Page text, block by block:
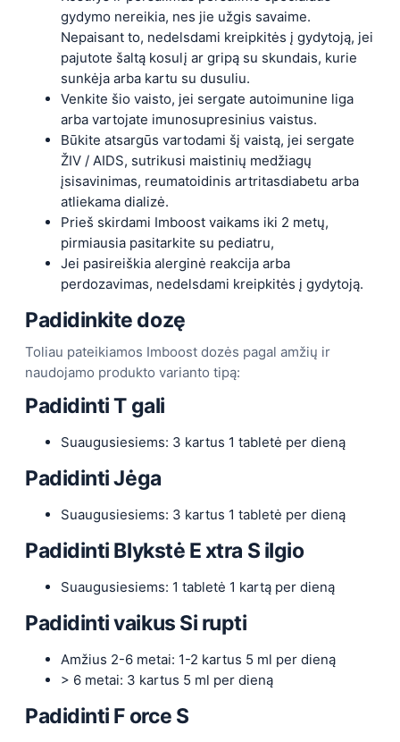
gydymo nereikia, nes jie užgis savaime.
Nepaisant to, nedelsdami kreipkitės į gydytoją, jei
pajutote šaltą kosulį ar gripą su skundais, kurie
sunkėja arba kartu su dusuliu.
Venkite šio vaisto, jei sergate autoimunine liga
arba vartojate imunosupresinius vaistus.
Būkite atsargūs vartodami šį vaistą, jei sergate
ŽIV / AIDS, sutrikusi maistinių medžiagų
įsisavinimas, reumatoidinis artritasdiabetu arba
atliekama dializė.
Prieš skirdami Imboost vaikams iki 2 metų,
pirmiausia pasitarkite su pediatru,
Jei pasireiškia alerginė reakcija arba
perdozavimas, nedelsdami kreipkitės į gydytoją.
Padidinkite dozę
Toliau pateikiamos Imboost dozės pagal amžių ir
naudojamo produkto varianto tipą:
PadidintiT gali
Suaugusiesiems: 3 kartus 1 tabletė per dieną
PadidintiJėga
Suaugusiesiems: 3 kartus 1 tabletė per dieną
Padidinti Blykstė Extra S ilgio
Suaugusiesiems: 1 tabletė 1 kartą per dieną
Padidinti vaikus Si rupti
Amžius 2-6 metai: 1-2 kartus 5 ml per dieną
> 6 metai: 3 kartus 5 ml per dieną
Padidinti F orce S